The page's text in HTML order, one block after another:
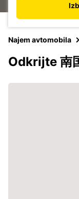
Najem avtomobila
Odkrijte 南